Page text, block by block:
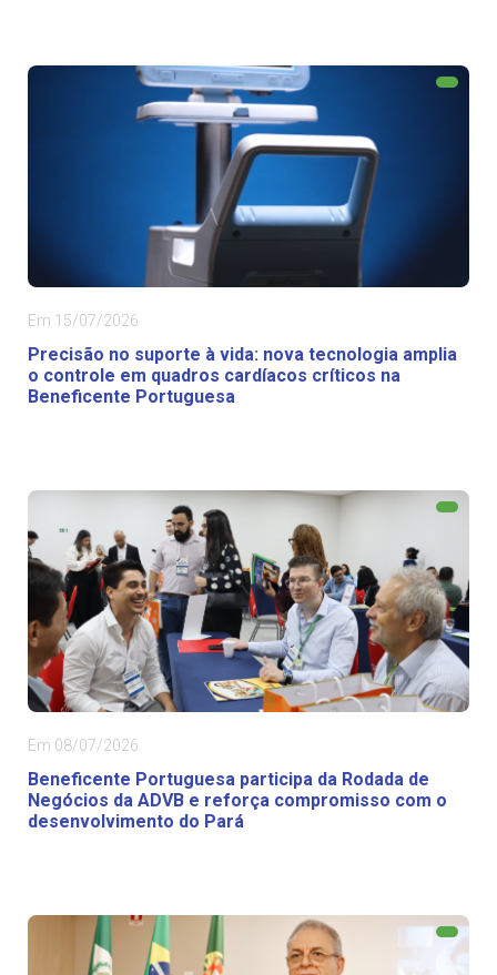
Em 15/07/2026
Precisão no suporte à vida: nova tecnologia amplia
o controle em quadros cardíacos críticos na
Beneficente Portuguesa
Em 08/07/2026
Beneficente Portuguesa participa da Rodada de
Negócios da ADVB e reforça compromisso com o
desenvolvimento do Pará